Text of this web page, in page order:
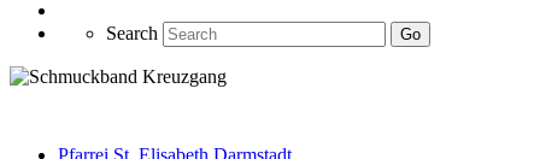
Search Go
Pfarrei St. Elisabeth Darmstadt